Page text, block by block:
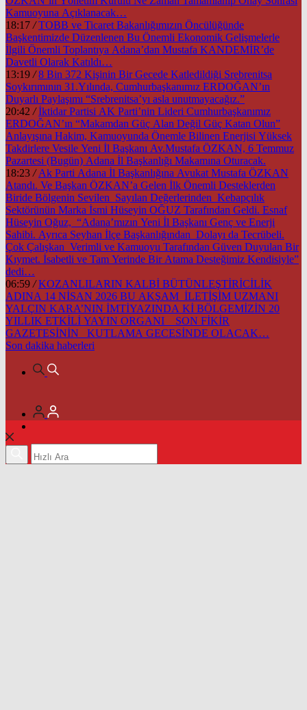
Kamuoyuna Açıklanacak…
18:17 / TOBB ve Ticaret Bakanlığımızın Öncülüğünde
Başkentimizde Düzenlenen Bu Önemli Ekonomik Gelişmelerle
İlgili Önemli Toplantıya Adana’dan Mustafa KANDEMİR’de
Davetli Olarak Katıldı…
13:19 / 8 Bin 372 Kişinin Bir Gecede Katledildiği Srebrenitsa
Soykırımının 31.Yılında, Cumhurbaşkanımız ERDOĞAN’ın
Duyarlı Paylaşımı “Srebrenitsa’yı asla unutmayacağız.”
20:42 / İktidar Partisi AK Parti’nin Lideri Cumhurbaşkanımız
ERDOĞAN’ın “Makamdan Güç Alan Değil Güç Katan Olun”
Anlayışına Hakim, Kamuoyunda Önemle Bilinen Enerjisi Yüksek
Takdirlere Vesile Yeni İl Başkanı Av.Mustafa ÖZKAN, 6 Temmuz
Pazartesi (Bugün) Adana İl Başkanlığı Makamına Oturacak.
18:23 / Ak Parti Adana İl Başkanlığına Avukat Mustafa ÖZKAN
Atandı. Ve Başkan ÖZKAN’a Gelen İlk Önemli Desteklerden
Biride Bölgenin Sevilen Sayılan Değerlerinden Kebapçılık
Sektörünün Marka İsmi Hüseyin OĞUZ Tarafından Geldi. Esnaf
Hüseyin Oğuz, “Adana’mızın Yeni İl Başkanı Genç ve Enerji
Sahibi. Ayrıca Seyhan İlçe Başkanlığından Dolayı da Tecrübeli.
Çok Çalışkan Verimli ve Kamuoyu Tarafından Güven Duyulan Bir
Kıymet. İsabetli ve Tam Yerinde Bir Atama Desteğimiz Kendisiyle”
dedi…
06:59 / KOZANLILARIN KALBİ BÜTÜNLEŞTİRİCİLİK
ADINA 14 NİSAN 2026 BU AKŞAM İLETİŞİM UZMANI
YALÇIN KARA’NIN İMTİYAZINDA Kİ BÖLGEMİZİN 20
YILLIK ETKİLİ YAYIN ORGANI SON FİKİR
GAZETESİNİN KUTLAMA GECESİNDE OLACAK…
Son dakika haberleri